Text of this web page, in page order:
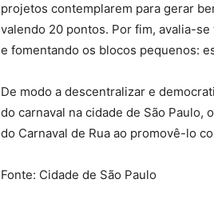
projetos contemplarem para gerar
valendo 20 pontos. Por fim, avalia-
e fomentando os blocos pequenos:
De modo a descentralizar e
do carnaval na cidade de São
do Carnaval de Rua ao promovê-lo
Fonte: Cidade de São Paulo